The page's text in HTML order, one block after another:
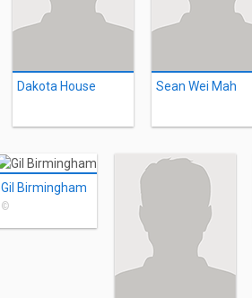
Dakota House Sean Wei Mah
Gil Birmingham
©